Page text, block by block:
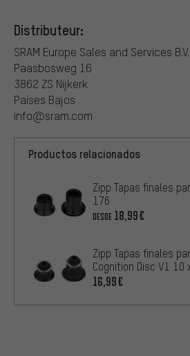
Distributeur:
SRAM Europe Sales and Services B.V.
Paasbosweg 16
3862 ZS Nijkerk
Países Bajos
info@sram.com
Productos relacionados
Zipp Tapas finales
176
DESDE 18,99€
Zipp Tapas finales
Cognition Disc V1 10
16,99€